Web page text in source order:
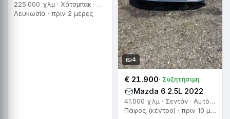
225.000 χλμ · Χάτσμπακ · Χειροκίνητο
Λευκωσία · πριν 2 μέρες
4
€ 21.900· Συζητήσιμη
Mazda 6 2.5L 2022
41.000 χλμ · Σεντάν · Αυτόματο
Πάφος (κέντρο) · πριν 10 μέρες